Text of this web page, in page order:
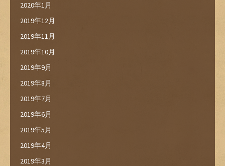
2020年1月
2019年12月
2019年11月
2019年10月
2019年9月
2019年8月
2019年7月
2019年6月
2019年5月
2019年4月
2019年3月